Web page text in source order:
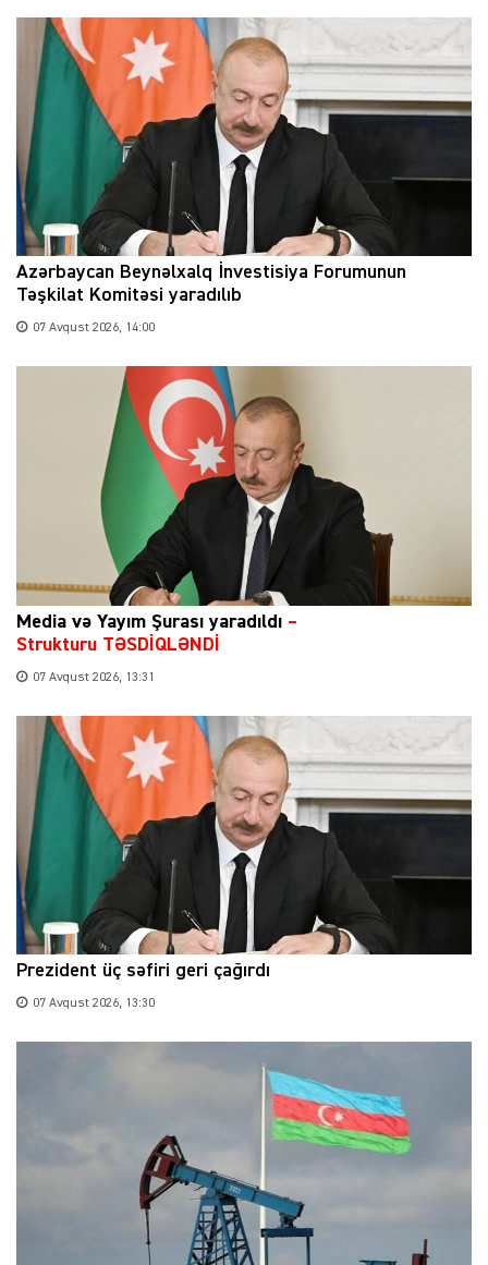
Azərbaycan Beynəlxalq İnvestisiya Forumunun
Təşkilat Komitəsi yaradılıb
07 Avqust 2026, 14:00
Media və Yayım Şurası yaradıldı –
Strukturu TƏSDİQLƏNDİ
07 Avqust 2026, 13:31
Prezident üç səfiri geri çağırdı
07 Avqust 2026, 13:30